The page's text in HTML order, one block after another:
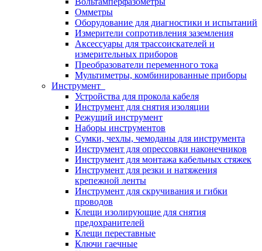
Омметры
Оборудование для диагностики и испытаний
Измерители сопротивления заземления
Аксессуары для трассоискателей и
измерительных приборов
Преобразователи переменного тока
Мультиметры, комбинированные приборы
Инструмент
Устройства для прокола кабеля
Инструмент для снятия изоляции
Режущий инструмент
Наборы инструментов
Сумки, чехлы, чемоданы для инструмента
Инструмент для опрессовки наконечников
Инструмент для монтажа кабельных стяжек
Инструмент для резки и натяжения
крепежной ленты
Инструмент для скручивания и гибки
проводов
Клещи изолирующие для снятия
предохранителей
Клещи переставные
Ключи гаечные